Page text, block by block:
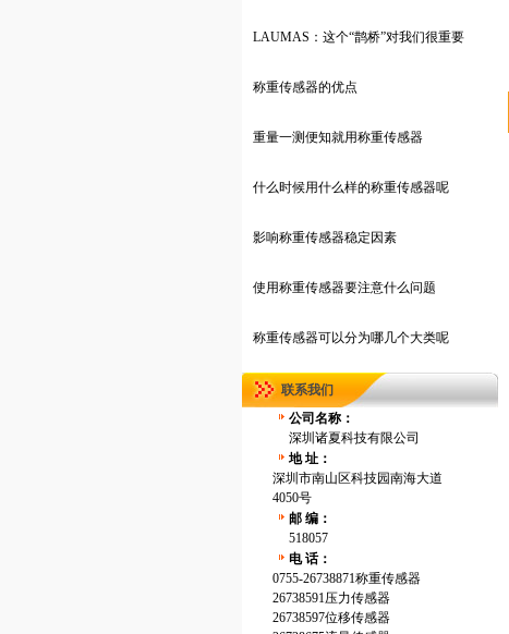
LAUMAS：这个“鹊桥”对我们很重要
称重传感器的优点
重量一测便知就用称重传感器
什么时候用什么样的称重传感器呢
影响称重传感器稳定因素
使用称重传感器要注意什么问题
称重传感器可以分为哪几个大类呢
联系我们
公司名称：
深圳诸夏科技有限公司
地 址：
深圳市南山区科技园南海大道
4050号
邮 编：
518057
电 话：
0755-26738871称重传感器
26738591压力传感器
26738597位移传感器